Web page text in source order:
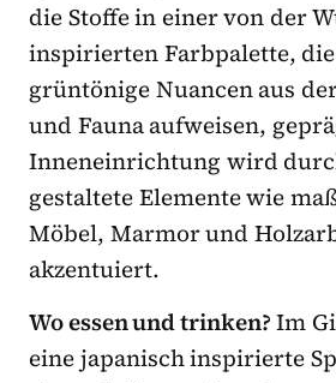
die Stoffe in einer von der
inspirierten Farbpalette,
grüntönige Nuancen aus
und Fauna aufweisen,
Inneneinrichtung wird
gestaltete Elemente wie
Möbel, Marmor und
akzentuiert.
Wo essen und trinken?Im
eine japanisch inspirierte